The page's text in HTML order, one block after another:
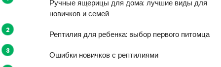
Ручные ящерицы для дома: лучшие виды для
новичков и семей
Рептилия для ребенка: выбор первого питомца
Ошибки новичков с рептилиями